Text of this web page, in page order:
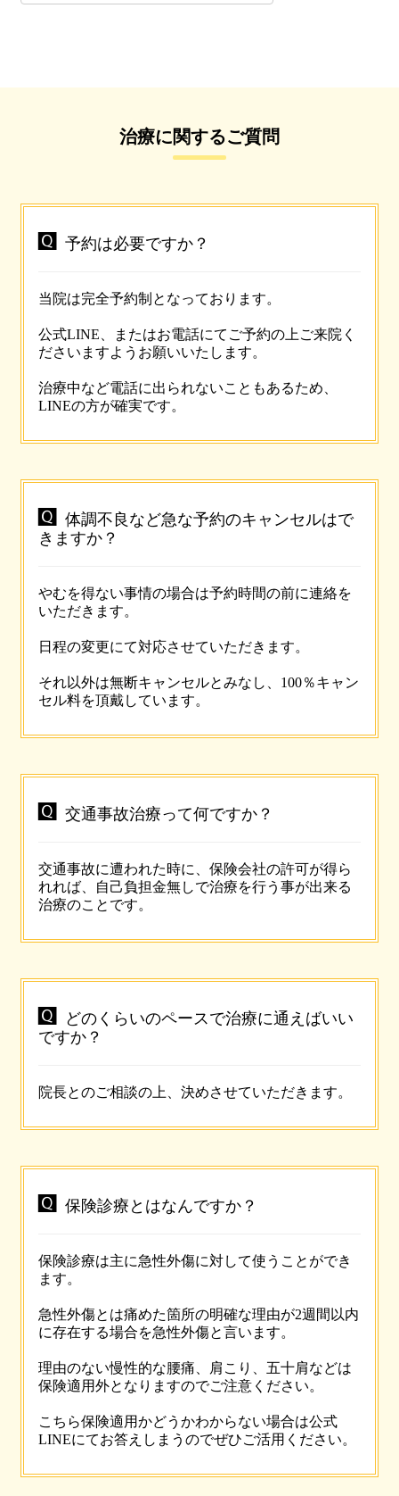
治療に関するご質問
 予約は必要ですか？
当院は完全予約制となっております。
公式LINE、またはお電話にてご予約の上ご来院く
ださいますようお願いいたします。
治療中など電話に出られないこともあるため、
LINEの方が確実です。
 体調不良など急な予約のキャンセルはで
きますか？
やむを得ない事情の場合は予約時間の前に連絡を
いただきます。
日程の変更にて対応させていただきます。
それ以外は無断キャンセルとみなし、100％キャン
セル料を頂戴しています。
 交通事故治療って何ですか？
交通事故に遭われた時に、保険会社の許可が得ら
れれば、自己負担金無しで治療を行う事が出来る
治療のことです。
 どのくらいのペースで治療に通えばいい
ですか？
院長とのご相談の上、決めさせていただきます。
 保険診療とはなんですか？
保険診療は主に急性外傷に対して使うことができ
ます。
急性外傷とは痛めた箇所の明確な理由が2週間以内
に存在する場合を急性外傷と言います。
理由のない慢性的な腰痛、肩こり、五十肩などは
保険適用外となりますのでご注意ください。
こちら保険適用かどうかわからない場合は公式
LINEにてお答えしまうのでぜひご活用ください。